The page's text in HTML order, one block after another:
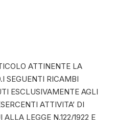
ATTINENTE LA
SEGUENTI RICAMBI
ESCLUSIVAMENTE AGLI
ATTIVITA’ DI
LEGGE N.122/1922 E